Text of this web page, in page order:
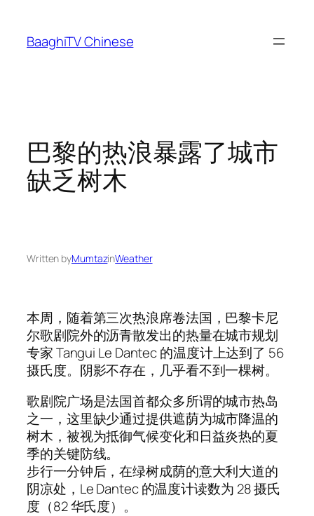
content
BaaghiTV Chinese
巴黎的热浪暴露了城市
缺乏树木
Written byMumtazinWeather
本周，随着第三次热浪席卷法国，巴黎卡尼
尔歌剧院外的沥青散发出的热量在城市规划
专家 Tangui Le Dantec 的温度计上达到了 56
摄氏度。阴影不存在，几乎看不到一棵树。
歌剧院广场是法国首都众多所谓的城市热岛
之一，这里缺少通过提供遮荫为城市降温的
树木，被视为抵御气候变化和日益炎热的夏
季的关键防线。
步行一分钟后，在绿树成荫的意大利大道的
阴凉处，Le Dantec 的温度计读数为 28 摄氏
度（82 华氏度）。